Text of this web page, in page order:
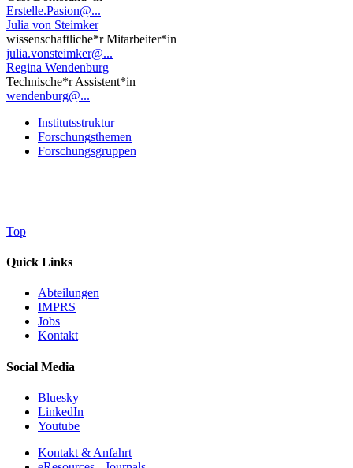
Erstelle.Pasion@...
Julia von Steimker
wissenschaftliche*r Mitarbeiter*in
julia.vonsteimker@...
Regina Wendenburg
Technische*r Assistent*in
wendenburg@...
Institutsstruktur
Forschungsthemen
Forschungsgruppen
Top
Quick Links
Abteilungen
IMPRS
Jobs
Kontakt
Social Media
Bluesky
LinkedIn
Youtube
Kontakt & Anfahrt